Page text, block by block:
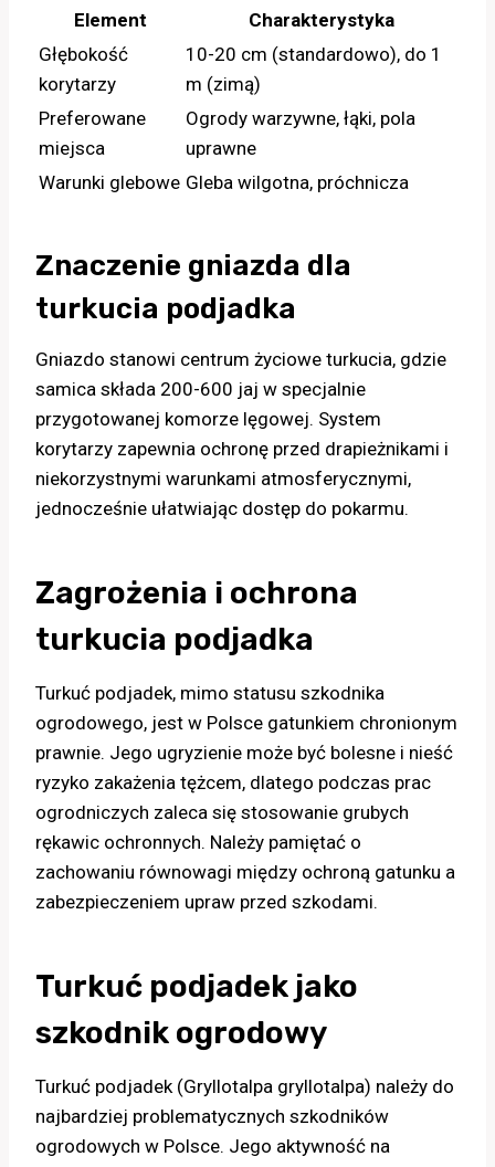
Element
Charakterystyka
Głębokość
korytarzy
10-20 cm (standardowo), do 1
m (zimą)
Preferowane
miejsca
Ogrody warzywne, łąki, pola
uprawne
Warunki glebowe Gleba wilgotna, próchnicza
Znaczenie gniazda dla
turkucia podjadka
Gniazdo stanowi centrum życiowe turkucia, gdzie
samica składa 200-600 jaj w specjalnie
przygotowanej komorze lęgowej. System
korytarzy zapewnia ochronę przed drapieżnikami i
niekorzystnymi warunkami atmosferycznymi,
jednocześnie ułatwiając dostęp do pokarmu.
Zagrożenia i ochrona
turkucia podjadka
Turkuć podjadek, mimo statusu szkodnika
ogrodowego, jest w Polsce gatunkiem chronionym
prawnie. Jego ugryzienie może być bolesne i nieść
ryzyko zakażenia tężcem, dlatego podczas prac
ogrodniczych zaleca się stosowanie grubych
rękawic ochronnych. Należy pamiętać o
zachowaniu równowagi między ochroną gatunku a
zabezpieczeniem upraw przed szkodami.
Turkuć podjadek jako
szkodnik ogrodowy
Turkuć podjadek (Gryllotalpa gryllotalpa) należy do
najbardziej problematycznych szkodników
ogrodowych w Polsce. Jego aktywność na